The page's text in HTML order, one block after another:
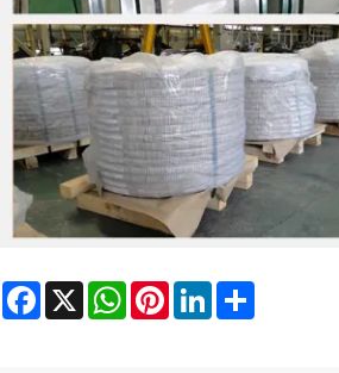
Facebook
X WhatsApp
PinterestLinkedIn